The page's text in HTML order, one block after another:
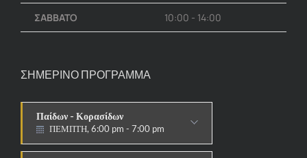
ΣΑΒΒΑΤΟ 10:00 - 14:00
ΣΗΜΕΡΙΝΟ ΠΡΟΓΡΑΜΜΑ
Παίδων - Κορασίδων
ΠΕΜΠΤΗ, 6:00 pm - 7:00 pm